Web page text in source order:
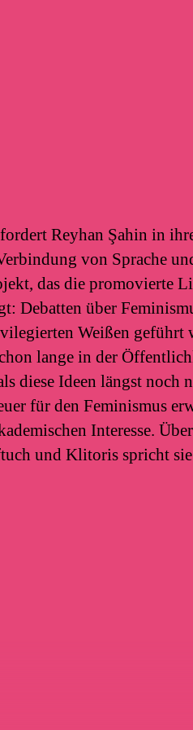
Reyhan Şahin in
von Sprache
das die promovierte
Debatten über
Weißen geführt
lange in der
diese Ideen längst noch
für den Feminismus
Interesse.
und Klitoris spricht